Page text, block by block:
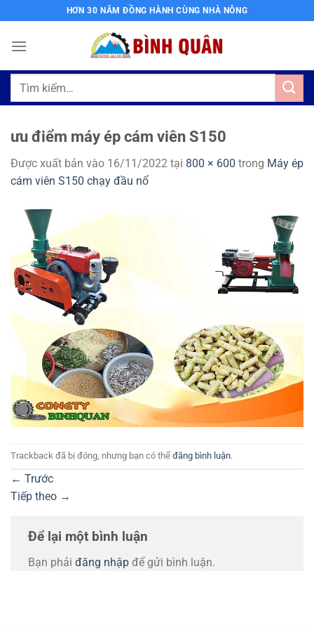
qua
nội
HƠN 30 NĂM ĐỒNG HÀNH CÙNG NHÀ NÔNG
Tìm
ưu điểm máy ép cám viên S150
Được xuất bản vào 16/11/2022 tại 800 × 600 trong Máy ép
cám viên S150 chạy đầu nổ
Trackback đã bị đóng, nhưng bạn có thể đăng bình luận.
← Trước
Tiếp theo →
Để lại một bình luận
Bạn phải đăng nhập để gửi bình luận.